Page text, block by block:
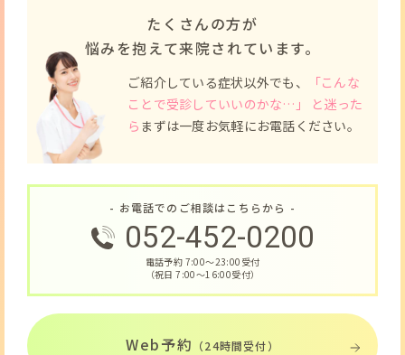
たくさんの方が
悩みを抱えて来院されています。
ご紹介している症状以外でも、
「こんな
ことで受診していいのかな…」 と迷った
ら まずは一度お気軽にお電話ください。
- お電話でのご相談はこちらから -
052-452-0200
電話予約 7:00〜23:00受付
（祝日 7:00〜16:00受付）
Web予約 （24時間受付）